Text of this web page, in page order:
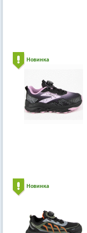
Новинка
Новинка